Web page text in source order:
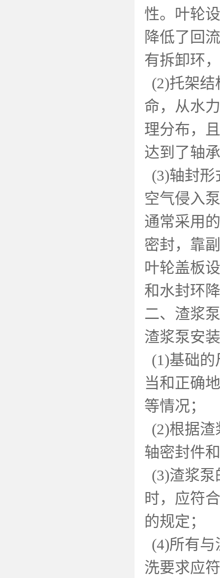
性。叶轮
降低了回
有拆卸环
(2)托架结
命，从水
理分布，
达到了轴
(3)轴封形
空气侵入
通常采用
密封，靠
叶轮盖板
和水封环
二、渣浆
渣浆泵安
(1)基础的
当和正确
等情况；
(2)根据渣
轴密封件
(3)渣浆泵
时，应符
的规定；
(4)所有
洗要求应